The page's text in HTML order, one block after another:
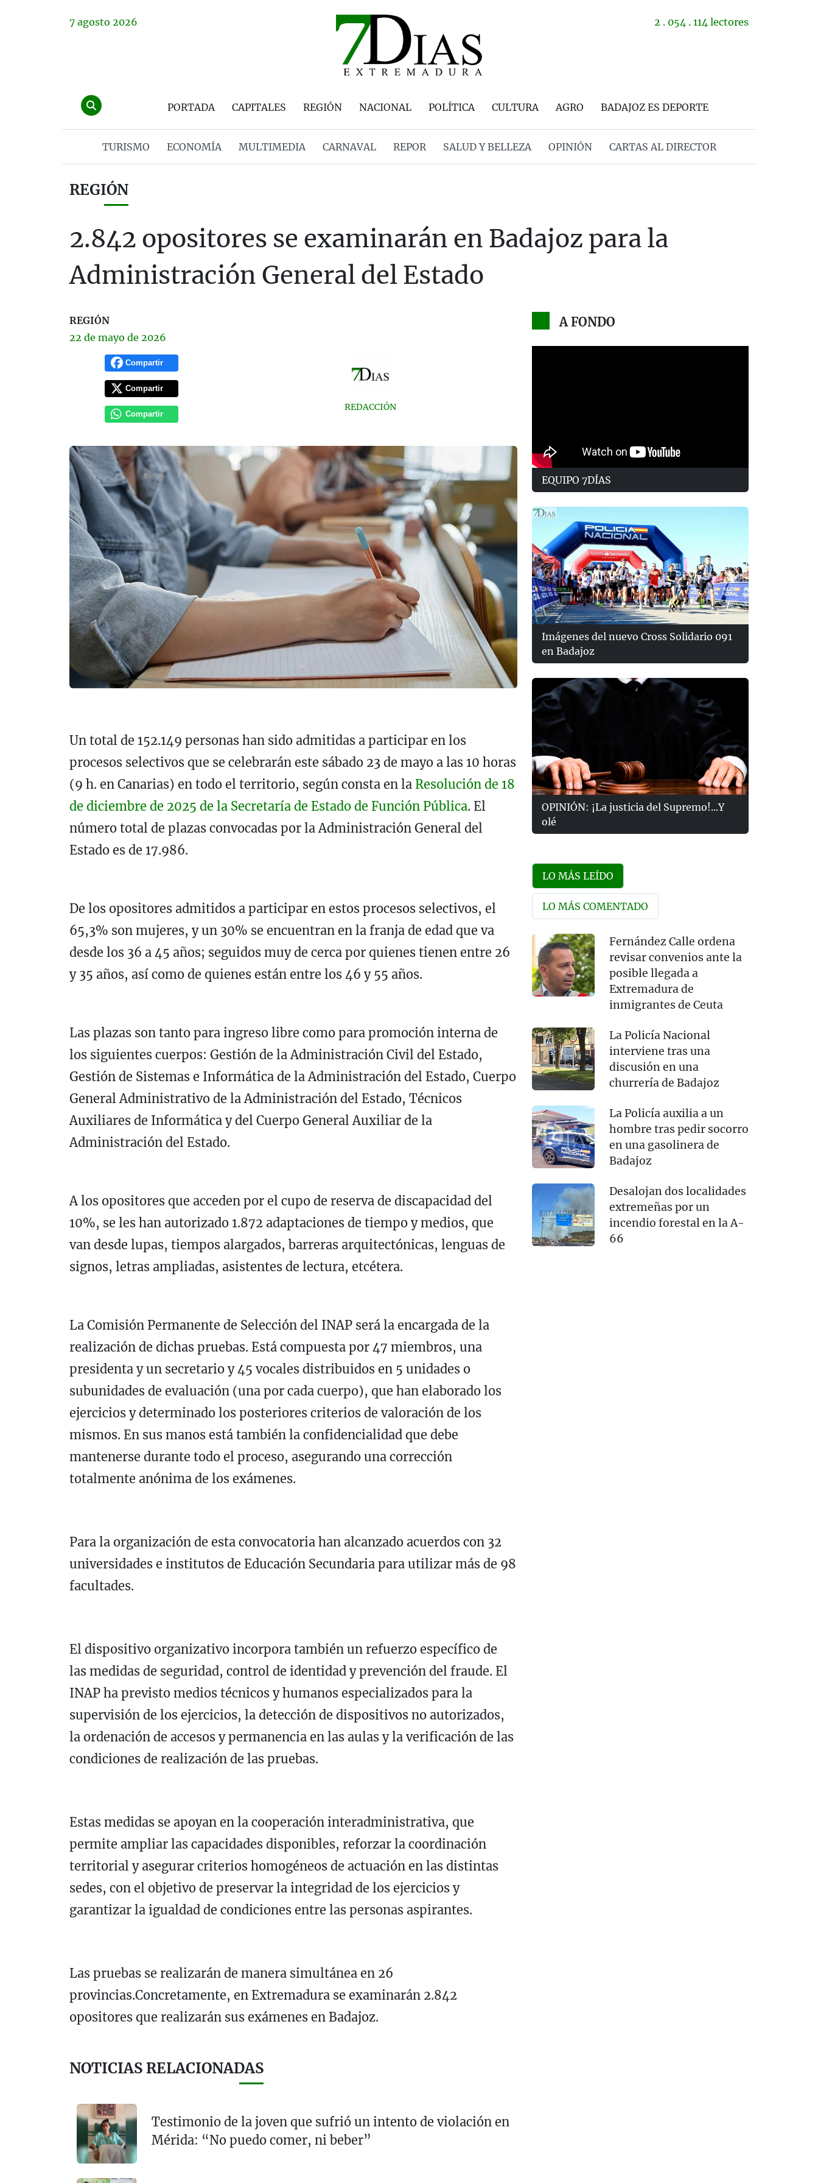
7 agosto 2026 2 . 054 . 114 lectores
PORTADA CAPITALES REGIÓN NACIONAL POLÍTICA CULTURA AGRO BADAJOZ ES DEPORTE
TURISMO ECONOMÍA MULTIMEDIA CARNAVAL REPOR SALUD Y BELLEZA OPINIÓN CARTAS AL DIRECTOR
REGIÓN
2.842 opositores se examinarán en Badajoz para la
Administración General del Estado
REGIÓN
22 de mayo de 2026
Compartir
Compartir
Compartir
REDACCIÓN
Un total de 152.149 personas han sido admitidas a participar en los
procesos selectivos que se celebrarán este sábado 23 de mayo a las 10 horas
(9 h. en Canarias) en todo el territorio, según consta en la Resolución de 18
de diciembre de 2025 de la Secretaría de Estado de Función Pública. El
número total de plazas convocadas por la Administración General del
Estado es de 17.986.
De los opositores admitidos a participar en estos procesos selectivos, el
65,3% son mujeres, y un 30% se encuentran en la franja de edad que va
desde los 36 a 45 años; seguidos muy de cerca por quienes tienen entre 26
y 35 años, así como de quienes están entre los 46 y 55 años.
Las plazas son tanto para ingreso libre como para promoción interna de
los siguientes cuerpos: Gestión de la Administración Civil del Estado,
Gestión de Sistemas e Informática de la Administración del Estado, Cuerpo
General Administrativo de la Administración del Estado, Técnicos
Auxiliares de Informática y del Cuerpo General Auxiliar de la
Administración del Estado.
A los opositores que acceden por el cupo de reserva de discapacidad del
10%, se les han autorizado 1.872 adaptaciones de tiempo y medios, que
van desde lupas, tiempos alargados, barreras arquitectónicas, lenguas de
signos, letras ampliadas, asistentes de lectura, etcétera.
La Comisión Permanente de Selección del INAP será la encargada de la
realización de dichas pruebas. Está compuesta por 47 miembros, una
presidenta y un secretario y 45 vocales distribuidos en 5 unidades o
subunidades de evaluación (una por cada cuerpo), que han elaborado los
ejercicios y determinado los posteriores criterios de valoración de los
mismos. En sus manos está también la confidencialidad que debe
mantenerse durante todo el proceso, asegurando una corrección
totalmente anónima de los exámenes.
Para la organización de esta convocatoria han alcanzado acuerdos con 32
universidades e institutos de Educación Secundaria para utilizar más de 98
facultades.
El dispositivo organizativo incorpora también un refuerzo específico de
las medidas de seguridad, control de identidad y prevención del fraude. El
INAP ha previsto medios técnicos y humanos especializados para la
supervisión de los ejercicios, la detección de dispositivos no autorizados,
la ordenación de accesos y permanencia en las aulas y la verificación de las
condiciones de realización de las pruebas.
Estas medidas se apoyan en la cooperación interadministrativa, que
permite ampliar las capacidades disponibles, reforzar la coordinación
territorial y asegurar criterios homogéneos de actuación en las distintas
sedes, con el objetivo de preservar la integridad de los ejercicios y
garantizar la igualdad de condiciones entre las personas aspirantes.
Las pruebas se realizarán de manera simultánea en 26
provincias.Concretamente, en Extremadura se examinarán 2.842
opositores que realizarán sus exámenes en Badajoz.
NOTICIAS RELACIONADAS
Testimonio de la joven que sufrió un intento de violación en
Mérida: “No puedo comer, ni beber”
A FONDO
EQUIPO 7DÍAS
Imágenes del nuevo Cross Solidario 091
en Badajoz
OPINIÓN: ¡La justicia del Supremo!...Y
olé
LO MÁS LEÍDO
LO MÁS COMENTADO
Fernández Calle ordena
revisar convenios ante la
posible llegada a
Extremadura de
inmigrantes de Ceuta
La Policía Nacional
interviene tras una
discusión en una
churrería de Badajoz
La Policía auxilia a un
hombre tras pedir socorro
en una gasolinera de
Badajoz
Desalojan dos localidades
extremeñas por un
incendio forestal en la A-
66